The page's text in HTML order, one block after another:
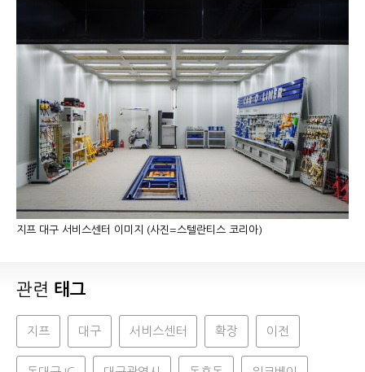
지프 대구 서비스센터 이미지 (사진=스텔란티스 코리아)
관련 태그
지프 대구 서비스센터 확장 이전